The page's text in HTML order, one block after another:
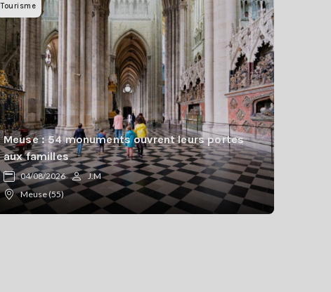
Tourisme
Meuse : 54 monuments ouvrent leurs portes
aux familles
04/08/2026
J.M
Meuse (55)